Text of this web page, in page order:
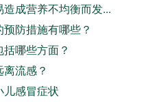
成营养不均衡而发...
防措施有哪些？
哪些方面？
流感？
感冒症状